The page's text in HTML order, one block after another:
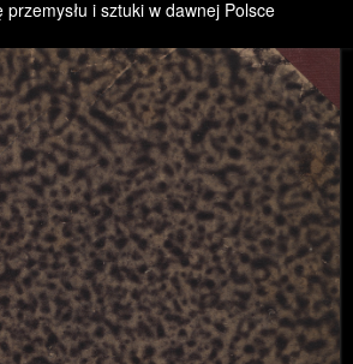
*/
i sztuki w dawnej Polsce